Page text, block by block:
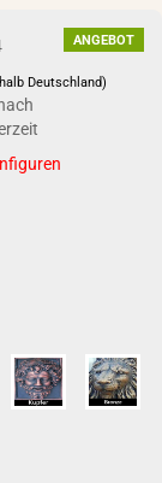
ANGEBOT
Deutschland)